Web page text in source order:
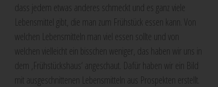
dass jedem etwas anderes schmeckt und es ganz viele
Lebensmittel gibt, die man zum Frühstück essen kann. Von
welchen Lebensmitteln man viel essen sollte und von
welchen vielleicht ein bisschen weniger, das haben wir uns in
dem ‚Frühstückshaus‘ angeschaut. Dafür haben wir ein Bild
mit ausgeschnittenen Lebensmitteln aus Prospekten erstellt.